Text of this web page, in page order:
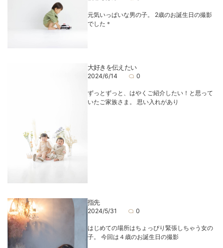
元気いっぱいな男の子。 2歳のお誕生日の撮影
でした＊
大好きを伝えたい
2024/6/14 0
ずっとずっと、はやくご紹介したい！と思って
いたご家族さま。 思い入れがあり
指先
2024/5/31 0
はじめての場所はちょっぴり緊張しちゃう女の
子。 今回は４歳のお誕生日の撮影